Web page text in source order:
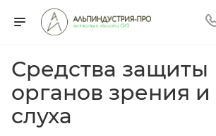
Средства защиты
органов зрения и
слуха